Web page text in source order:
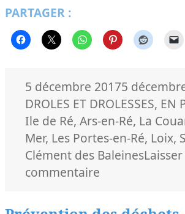
de
leurs
PARTAGER :
Publié
le
5 décembre 20175
DROLES ET DROLESSES, EN
Ile de Ré,Ars-en-Ré, La
Mer, Les Portes-en-Ré, Loix,
Clément des Baleines
commentaire
jeunes